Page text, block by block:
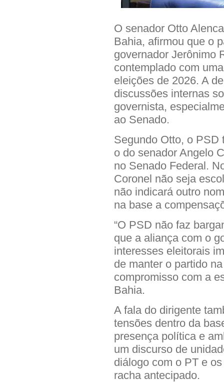
O senador Otto
Bahia, afirmou que o
governador Jerônimo
contemplado com
eleições de 2026. A
discussões internas
governista,
ao Senado.
Segundo Otto, o PSD
o do senador Angelo
no Senado Federal.
Coronel não seja
não indicará outro
na base a
“O PSD não faz
que a aliança com o
interesses eleitorais
de manter o partido
compromisso com a
Bahia.
A fala do dirigente
tensões dentro da
presença política e
um discurso de
diálogo com o PT e
racha antecipado.